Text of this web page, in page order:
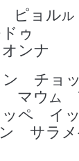
ピョルル
ゥ
ンナ
チョ
マウ ム
ペ イ
サラ